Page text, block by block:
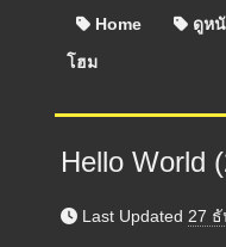
Home
ดูห
โฮม
Hello World
Last Updated 27